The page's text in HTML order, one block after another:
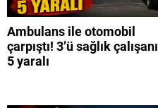
Ambulans ile otomobil
çarpıştı! 3’ü sağlık çalışanı
5 yaralı